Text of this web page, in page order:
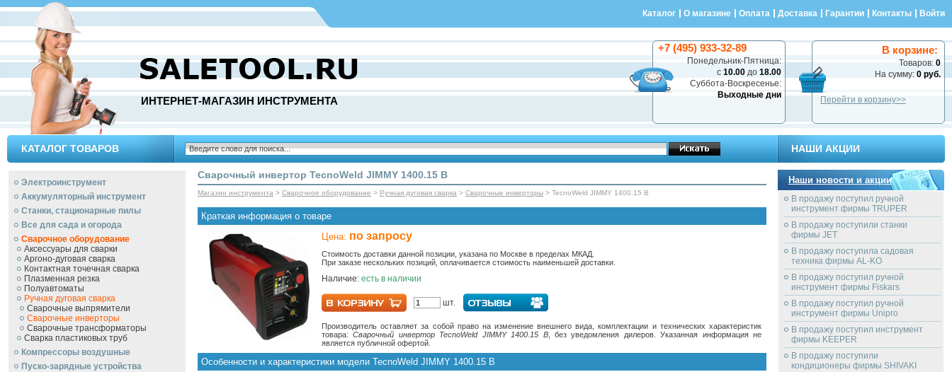
Каталог О магазине Оплата Доставка Гарантии Контакты Войти
ИНТЕРНЕТ-МАГАЗИН ИНСТРУМЕНТА
В корзине:
Товаров: 0
На сумму: 0 руб.
Перейти в корзину>>
+7 (495) 933-32-89
Понедельник-Пятница:
с 10.00 до 18.00
Суббота-Воскресенье:
Выходные дни
КАТАЛОГ ТОВАРОВ НАШИ АКЦИИ
Электроинструмент
Аккумуляторный инструмент
Станки, стационарные пилы
Все для сада и огорода
Сварочное оборудование
Аксессуары для сварки
Аргоно-дуговая сварка
Контактная точечная сварка
Плазменная резка
Полуавтоматы
Ручная дуговая сварка
Сварочные выпрямители
Сварочные инверторы
Сварочные трансформаторы
Сварка пластиковых труб
Компрессоры воздушные
Пуско-зарядные устройства
Сварочный инвертор TecnoWeld JIMMY 1400.15 B
Магазин инструмента > Сварочное оборудование > Ручная дуговая сварка > Сварочные инверторы > TecnoWeld JIMMY 1400.15 B
Краткая информация о товаре
Цена: по запросу
Стоимость доставки данной позиции, указана по Москве в пределах МКАД.
При заказе нескольких позиций, оплачивается стоимость наименьшей доставки.
Наличие: есть в наличии
шт.
Производитель оставляет за собой право на изменение внешнего вида, комплектации и технических характеристик
товара:Сварочный инвертор TecnoWeld JIMMY 1400.15 B, без уведомления дилеров. Указанная информация не
является публичной офертой.
Особенности и характеристики модели TecnoWeld JIMMY 1400.15 B
Наши новости и акции
В продажу поступил ручной
инструмент фирмы TRUPER
В продажу поступили станки
фирмы JET
В продажу поступила садовая
техника фирмы AL-KO
В продажу поступил ручной
инструмент фирмы Fiskars
В продажу поступил ручной
инструмент фирмы Unipro
В продажу поступил инструмент
фирмы KEEPER
В продажу поступили
кондиционеры фирмы SHIVAKI